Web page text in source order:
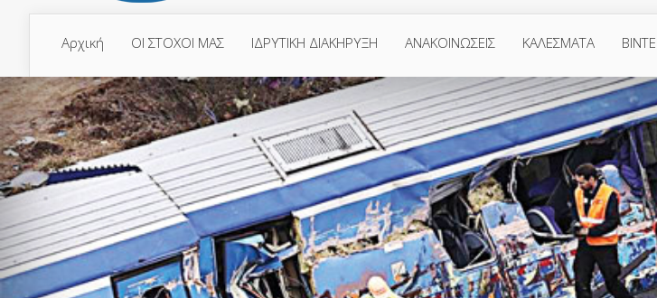
Αρχική ΟΙ ΣΤΟΧΟΙ ΜΑΣ ΙΔΡΥΤΙΚΗ ΔΙΑΚΗΡΥΞΗ ΑΝΑΚΟΙΝΩΣΕΙΣ ΚΑΛΕΣΜΑΤΑ